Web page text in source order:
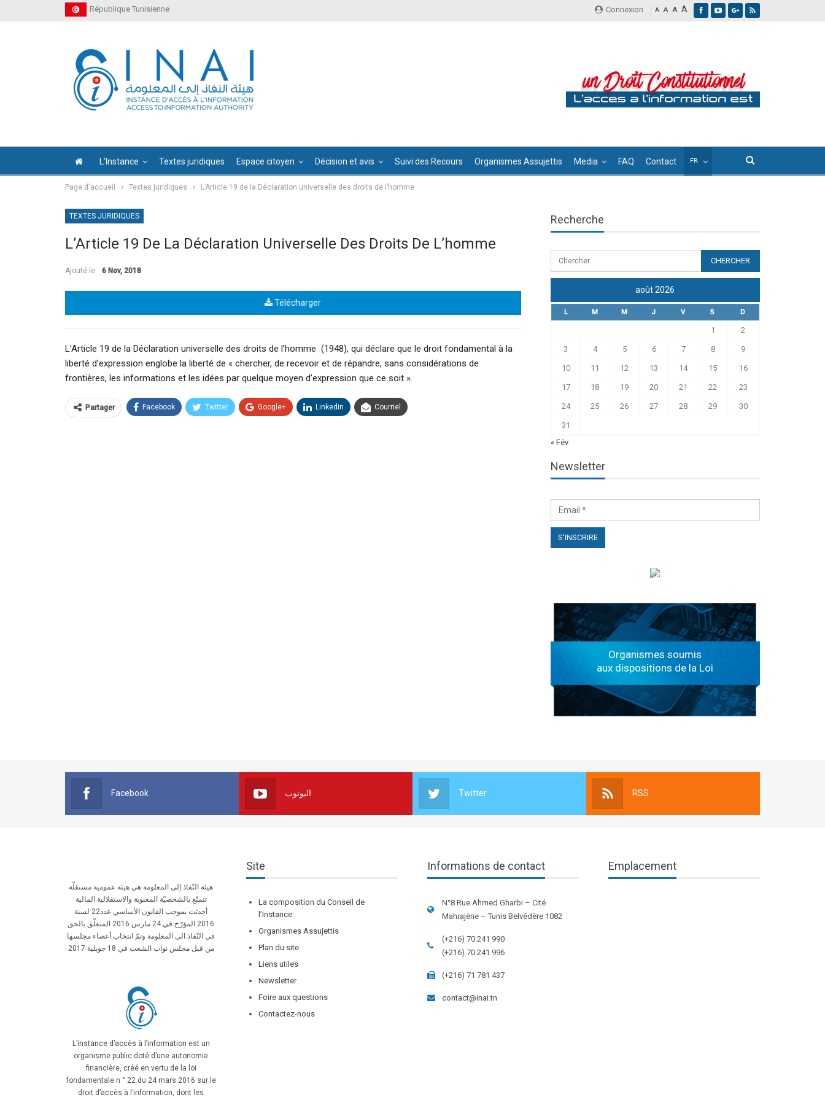
Connexion A A A A
République Tunisienne
L’Instance Textes juridiques Espace citoyen Décision et avis Suivi des Recours Organismes Assujettis Media FAQ Contact
Page d'accueil Textes juridiques L’Article 19 de la Déclaration universelle des droits de l’homme
TEXTES JURIDIQUES
L’Article 19 De La Déclaration Universelle Des Droits De L’homme
Ajouté le : 6 Nov, 2018
Télécharger
L’Article 19 de la Déclaration universelle des droits de l’homme (1948), qui déclare que le droit fondamental à la
liberté d’expression englobe la liberté de « chercher, de recevoir et de répandre, sans considérations de
frontières, les informations et les idées par quelque moyen d’expression que ce soit ».
Partager Facebook Twitter Google+ Linkedin Courriel
Recherche
août 2026
L M M J V S D
1 2
3 4 5 6 7 8 9
10 11 12 13 14 15 16
17 18 19 20 21 22 23
24 25 26 27 28 29 30
31
« Fév
Newsletter
الهياكل الخاضعة لقانون النفاذ إلى المعلومة
Organismes soumis
aux dispositions de la Loi
Facebook اليوتوب Twitter RSS
هيئة النّفاذ إلى المعلومة هي هيئة عمومية مستقلّة
تتمتّع بالشخصيّة المعنوية والاستقلالية المالية
أحدثت بموجب القانون الأساسي عدد22 لسنة
2016 المؤرّخ في 24 مارس 2016 المتعلّق بالحق
في النّفاذ الى المعلومة وتمّ انتخاب أعضاء مجلسها
من قبل مجلس نواب الشعب في 18 جويلية 2017
L’instance d’accès à l’information est un
organisme public doté d’une autonomie
financière, créé en vertu de la loi
fondamentale n ° 22 du 24 mars 2016 sur le
droit d’accès à l’information, dont les
Site
La composition du Conseil de
l’Instance
Organismes Assujettis
Plan du site
Liens utiles
Newsletter
Foire aux questions
Contactez-nous
Informations de contact
N°8 Rue Ahmed Gharbi – Cité
Mahrajène – Tunis Belvédère 1082
(+216) 70 241 990
(+216) 70 241 996
(+216) 71 781 437
contact@inai.tn
Emplacement